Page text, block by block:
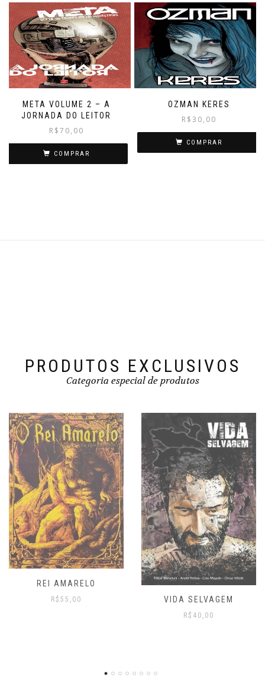
META VOLUME 2 – A
JORNADA DO LEITOR
R$70,00
COMPRAR
OZMAN KERES
R$30,00
COMPRAR
PRODUTOS EXCLUSIVOS
Categoria especial de produtos
VIDA SELVAGEM
META VOLUME 2 – A
JORNADA DO LEITOR